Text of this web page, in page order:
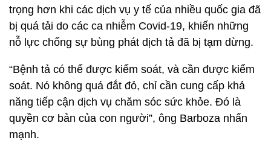
trọng hơn khi các dịch vụ y tế của nhiều quốc gia đã
bị quá tải do các ca nhiễm Covid-19, khiến những
nỗ lực chống sự bùng phát dịch tả đã bị tạm dừng.
“Bệnh tả có thể được kiểm soát, và cần được kiểm
soát. Nó không quá đắt đỏ, chỉ cần cung cấp khả
năng tiếp cận dịch vụ chăm sóc sức khỏe. Đó là
quyền cơ bản của con người”, ông Barboza nhấn
mạnh.